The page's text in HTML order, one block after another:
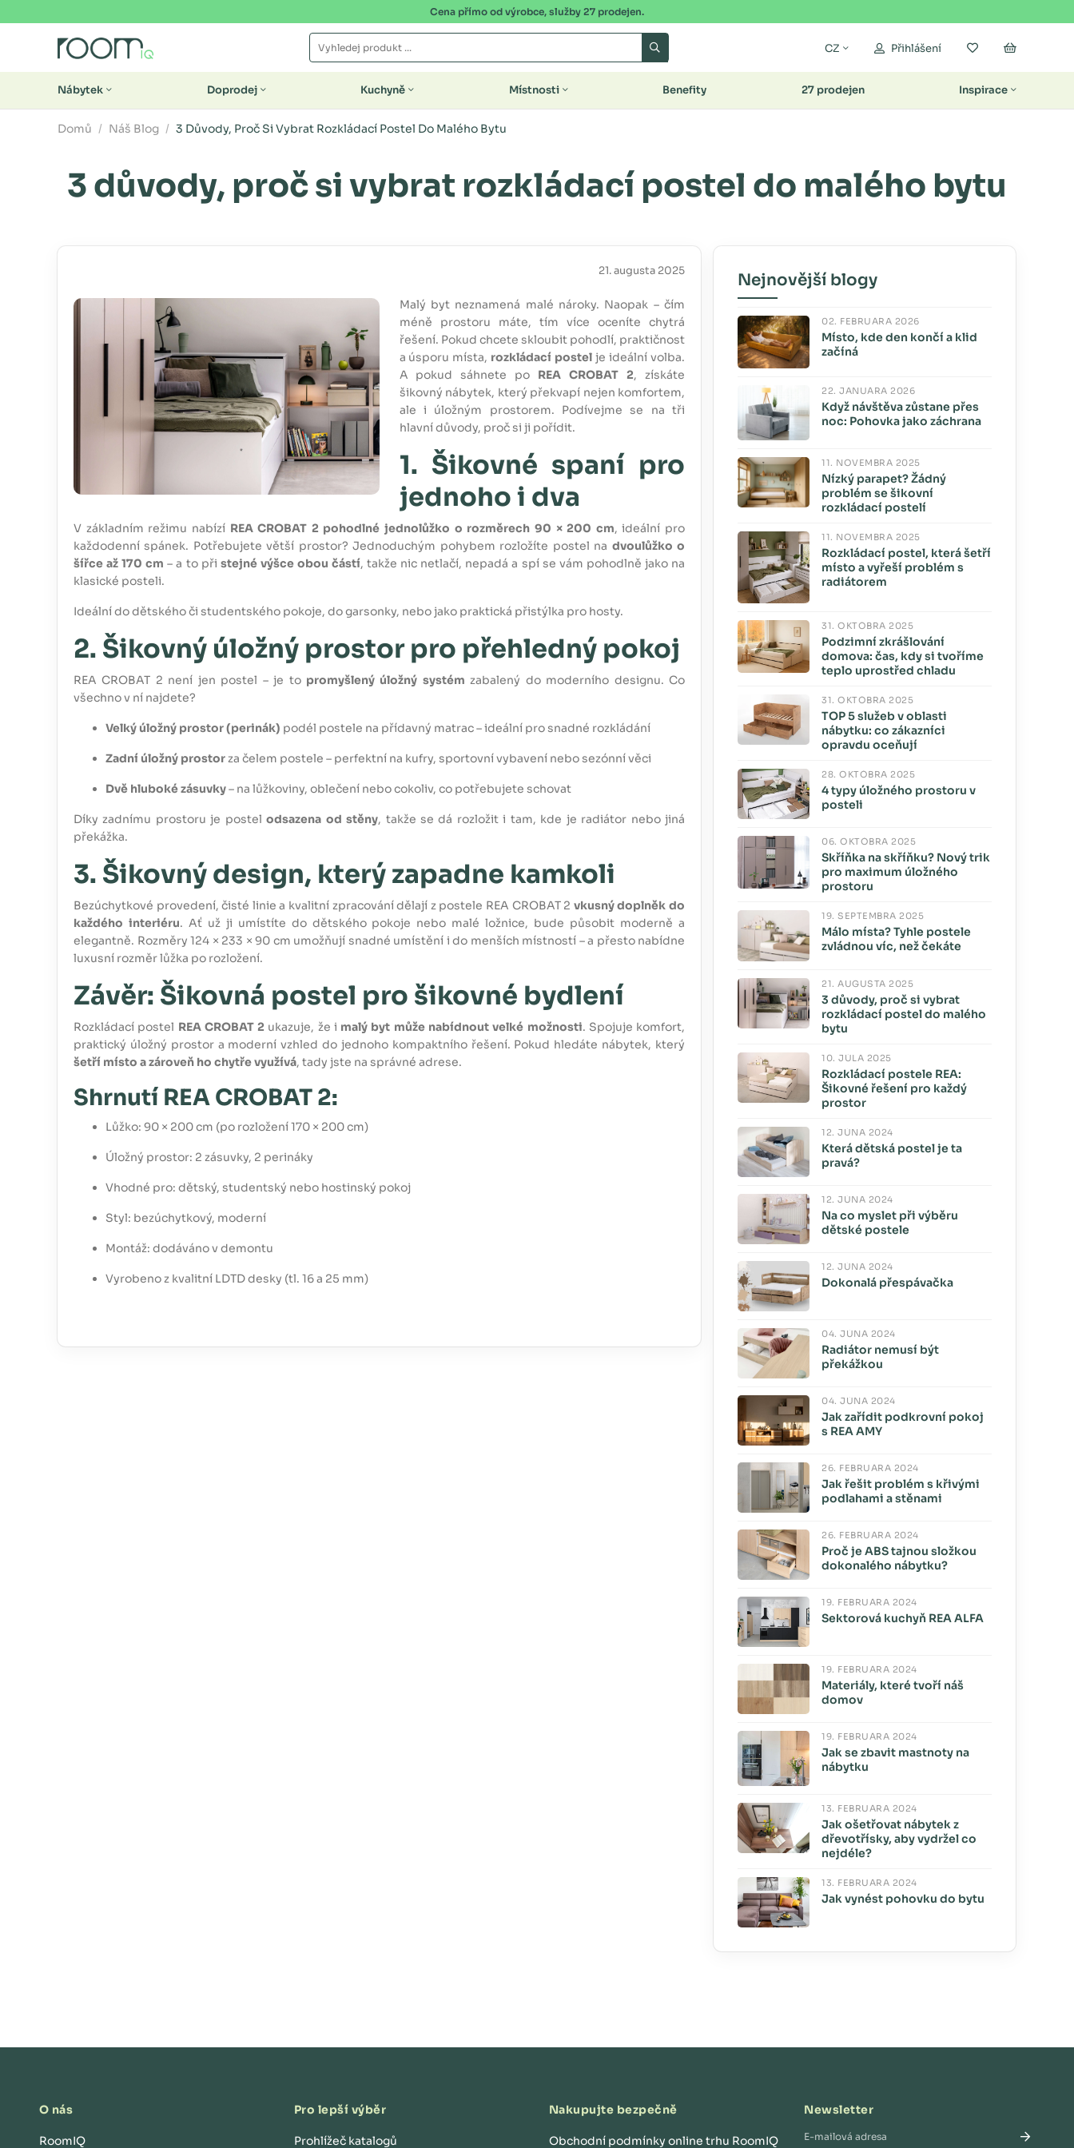
Cena přímo od výrobce, služby 27 prodejen.
CZ Přihlášení Moje oblíbené
Nákupní
Nábytek Doprodej Kuchyně Místnosti Benefity 27 prodejen Inspirace
Domů Náš Blog 3 Důvody, Proč Si Vybrat Rozkládací Postel Do Malého Bytu
3 důvody, proč si vybrat rozkládací postel do malého bytu
21. augusta 2025
Malý byt neznamená malé nároky. Naopak – čím
méně prostoru máte, tím více oceníte chytrá
řešení. Pokud chcete skloubit pohodlí, praktičnost
a úsporu místa, rozkládací postel je ideální volba.
A pokud sáhnete po REA CROBAT 2, získáte
šikovný nábytek, který překvapí nejen komfortem,
ale i úložným prostorem. Podívejme se na tři
hlavní důvody, proč si ji pořídit.
1. Šikovné spaní pro
jednoho i dva
V základním režimu nabízí REA CROBAT 2 pohodlné jednolůžko o rozměrech 90 × 200 cm, ideální pro
každodenní spánek. Potřebujete větší prostor? Jednoduchým pohybem rozložíte postel na dvoulůžko o
šířce až 170 cm – a to při stejné výšce obou částí, takže nic netlačí, nepadá a spí se vám pohodlně jako na
klasické posteli.
Ideální do dětského či studentského pokoje, do garsonky, nebo jako praktická přistýlka pro hosty.
2. Šikovný úložný prostor pro přehledný pokoj
REA CROBAT 2 není jen postel – je to promyšlený úložný systém zabalený do moderního designu. Co
všechno v ní najdete?
Velký úložný prostor (perinák) podél postele na přídavný matrac – ideální pro snadné rozkládání
Zadní úložný prostorza čelem postele – perfektní na kufry, sportovní vybavení nebo sezónní věci
Dvě hluboké zásuvky– na lůžkoviny, oblečení nebo cokoliv, co potřebujete schovat
Díky zadnímu prostoru je postelodsazena od stěny, takže se dá rozložit i tam, kde je radiátor nebo jiná
překážka.
3. Šikovný design, který zapadne kamkoli
Bezúchytkové provedení, čisté linie a kvalitní zpracování dělají z postele REA CROBAT 2 vkusný doplněk do
každého interiéru. Ať už ji umístíte do dětského pokoje nebo malé ložnice, bude působit moderně a
elegantně. Rozměry 124 × 233 × 90 cm umožňují snadné umístění i do menších místností – a přesto nabídne
luxusní rozměr lůžka po rozložení.
Závěr: Šikovná postel pro šikovné bydlení
Rozkládací postel REA CROBAT 2 ukazuje, že i malý byt může nabídnout velké možnosti. Spojuje komfort,
praktický úložný prostor a moderní vzhled do jednoho kompaktního řešení. Pokud hledáte nábytek, který
šetří místo a zároveň ho chytře využívá, tady jste na správné adrese.
Shrnutí REA CROBAT 2:
Lůžko: 90 × 200 cm (po rozložení 170 × 200 cm)
Úložný prostor: 2 zásuvky, 2 perináky
Vhodné pro: dětský, studentský nebo hostinský pokoj
Styl: bezúchytkový, moderní
Montáž: dodáváno v demontu
Vyrobeno z kvalitní LDTD desky (tl. 16 a 25 mm)
Nejnovější blogy
02. FEBRUÁRA 2026
Místo, kde den končí a klid
začíná
22. JANUÁRA 2026
Když návštěva zůstane přes
noc: Pohovka jako záchrana
11. NOVEMBRA 2025
Nízký parapet? Žádný
problém se šikovní
rozkládací postelí
11. NOVEMBRA 2025
Rozkládací postel, která šetří
místo a vyřeší problém s
radiátorem
31. OKTÓBRA 2025
Podzimní zkrášlování
domova: čas, kdy si tvoříme
teplo uprostřed chladu
31. OKTÓBRA 2025
TOP 5 služeb v oblasti
nábytku: co zákazníci
opravdu oceňují
28. OKTÓBRA 2025
4 typy úložného prostoru v
posteli
06. OKTÓBRA 2025
Skříňka na skříňku? Nový trik
pro maximum úložného
prostoru
19. SEPTEMBRA 2025
Málo místa? Tyhle postele
zvládnou víc, než čekáte
21. AUGUSTA 2025
3 důvody, proč si vybrat
rozkládací postel do malého
bytu
10. JÚLA 2025
Rozkládací postele REA:
Šikovné řešení pro každý
prostor
12. JÚNA 2024
Která dětská postel je ta
pravá?
12. JÚNA 2024
Na co myslet při výběru
dětské postele
12. JÚNA 2024
Dokonalá přespávačka
04. JÚNA 2024
Radiátor nemusí být
překážkou
04. JÚNA 2024
Jak zařídit podkrovní pokoj
s REA AMY
26. FEBRUÁRA 2024
Jak řešit problém s křivými
podlahami a stěnami
26. FEBRUÁRA 2024
Proč je ABS tajnou složkou
dokonalého nábytku?
19. FEBRUÁRA 2024
Sektorová kuchyň REA ALFA
19. FEBRUÁRA 2024
Materiály, které tvoří náš
domov
19. FEBRUÁRA 2024
Jak se zbavit mastnoty na
nábytku
13. FEBRUÁRA 2024
Jak ošetřovat nábytek z
dřevotřísky, aby vydržel co
nejdéle?
13. FEBRUÁRA 2024
Jak vynést pohovku do bytu
O nás
RoomIQ
Pro lepší výběr
Prohlížeč katalogů
Nakupujte bezpečně
Obchodní podmínky online trhu RoomIQ
Newsletter